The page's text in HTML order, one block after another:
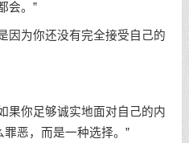
会。”
因为你还没有完全接受自己的
果你足够诚实地面对自己的内
恶，而是一种选择。”